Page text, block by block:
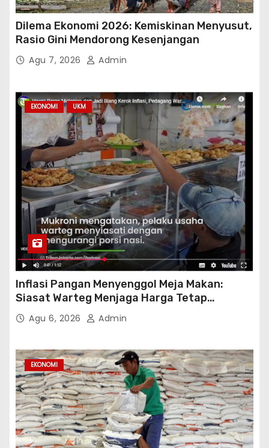
Dilema Ekonomi 2026: Kemiskinan Menyusut,
Rasio Gini Mendorong Kesenjangan
Agu 7, 2026 Admin
EKONOMI UKM
Inflasi Pangan Menyenggol Meja Makan:
Siasat Warteg Menjaga Harga Tetap
Terjangkau
Agu 6, 2026 Admin
EKONOMI